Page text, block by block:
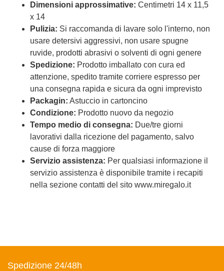
Dimensioni approssimative: Centimetri 14 x 11,5
x 14
Pulizia: Si raccomanda di lavare solo l'interno, non
usare detersivi aggressivi, non usare spugne
ruvide, prodotti abrasivi o solventi di ogni genere
Spedizione: Prodotto imballato con cura ed
attenzione, spedito tramite corriere espresso per
una consegna rapida e sicura da ogni imprevisto
Packagin: Astuccio in cartoncino
Condizione: Prodotto nuovo da negozio
Tempo medio di consegna: Due/tre giorni
lavorativi dalla ricezione del pagamento, salvo
cause di forza maggiore
Servizio assistenza: Per qualsiasi informazione il
servizio assistenza è disponibile tramite i recapiti
nella sezione contatti del sito www.miregalo.it
Spedizione 24/48h